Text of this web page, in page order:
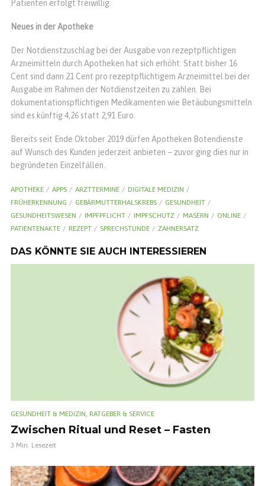
Patienten erfolgt freiwillig.
Neues in der Apotheke
Der Notdienstzuschlag bei der Ausgabe von rezeptpflichtigen
Arzneimitteln durch Apotheken hat sich erhöht: Statt bisher 16
Cent sind dann 21 Cent pro rezeptpflichtigem Arzneimittel bei der
Ausgabe im Rahmen der Notdienstzeiten zu zahlen. Bei
dokumentationspflichtigen Medikamenten wie Betäubungsmitteln
sind es künftig 4,26 statt 2,91 Euro.
Bereits seit Ende Oktober 2019 dürfen Apotheken Botendienste
auf Wunsch des Kunden jederzeit anbieten – zuvor ging dies nur in
begründeten Einzelfällen.
APOTHEKE APPS ARZTTERMINE
DIGITALE MEDIZIN
FRÜHERKENNUNG
GEBÄRMUTTERHALSKREBS
GESUNDHEIT
GESUNDHEITSWESEN
IMPFPFLICHT IMPFSCHUTZ MASERN
ONLINE
PATIENTENAKTE
REZEPT SPRECHSTUNDE ZAHNERSATZ
DAS KÖNNTE SIE AUCH INTERESSIEREN
GESUNDHEIT & MEDIZIN, RATGEBER & SERVICE
Zwischen Ritual und Reset – Fasten
3 Min. Lesezeit